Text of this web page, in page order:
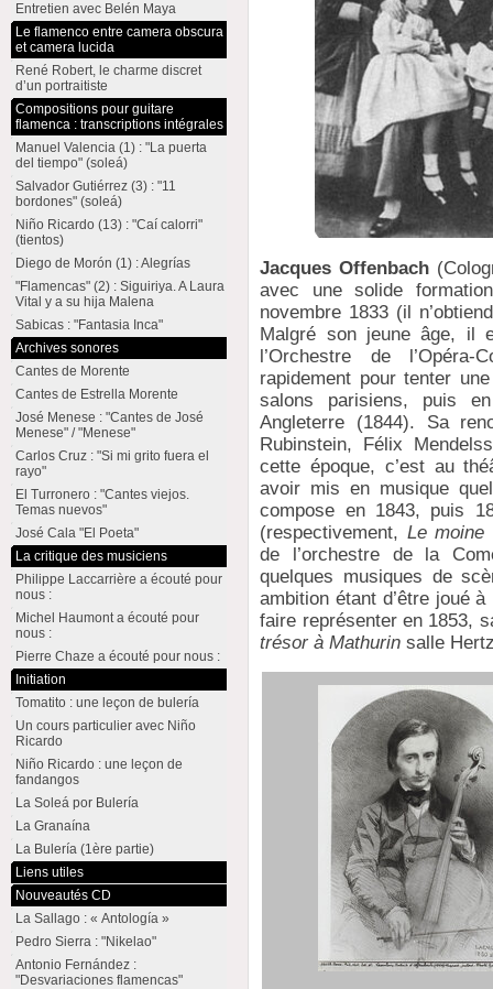
Jacques Offenbach
avec une solide
novembre 1833 (il
Malgré son jeune âge, il
l’Orchestre de
rapidement pour tenter
salons parisiens, puis
Angleterre (1844). Sa
Rubinstein, Félix
cette époque, c’est au
avoir mis en musique
compose en 1843, puis
(respectivement, Le moine
de l’orchestre de la
quelques musiques de
ambition étant d’être joué
faire représenter en 1853,
trésor à Mathurin salle
Entretien avec Belén Maya
Le flamenco entre camera obscura
et camera lucida
René Robert, le charme discret
d’un portraitiste
Compositions pour guitare
flamenca : transcriptions intégrales
Manuel Valencia (1) : "La puerta
del tiempo" (soleá)
Salvador Gutiérrez (3) : "11
bordones" (soleá)
Niño Ricardo (13) : "Caí calorri"
(tientos)
Diego de Morón (1) : Alegrías
"Flamencas" (2) : Siguiriya. A Laura
Vital y a su hija Malena
Sabicas : "Fantasia Inca"
Archives sonores
Cantes de Morente
Cantes de Estrella Morente
José Menese : "Cantes de José
Menese" / "Menese"
Carlos Cruz : "Si mi grito fuera el
rayo"
El Turronero : "Cantes viejos.
Temas nuevos"
José Cala "El Poeta"
La critique des musiciens
Philippe Laccarrière a écouté pour
nous :
Michel Haumont a écouté pour
nous :
Pierre Chaze a écouté pour nous :
Initiation
Tomatito : une leçon de bulería
Un cours particulier avec Niño
Ricardo
Niño Ricardo : une leçon de
fandangos
La Soleá por Bulería
La Granaína
La Bulería (1ère partie)
Liens utiles
Nouveautés CD
La Sallago : « Antología »
Pedro Sierra : "Nikelao"
Antonio Fernández :
"Desvariaciones flamencas"